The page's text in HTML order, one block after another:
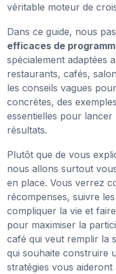
véritable moteur de
Dans ce guide, nous
efficaces de
spécialement adaptées
restaurants, cafés,
les conseils vagues
concrètes, des
essentielles pour
résultats.
Plutôt que de vous
nous allons surtout
en place. Vous verrez
récompenses, suivre
compliquer la vie et
pour maximiser la
café qui veut remplir la
qui souhaite construire
stratégies vous